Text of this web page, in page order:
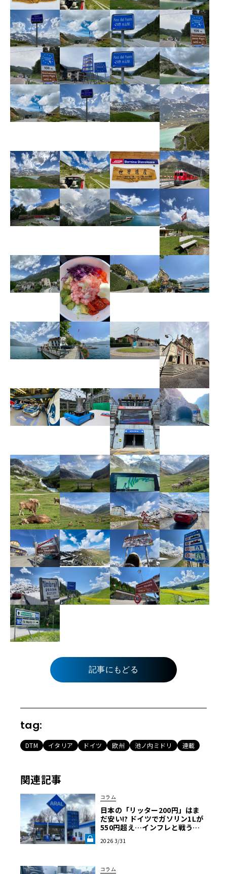
記事にもどる
tag:
DTM イタリア ドイツ 欧州 池ノ内ミドリ 連載
関連記事
コラム
日本の「リッター200円」はま
だ安い!? ドイツでガソリン1Lが
550円超え…インフレと戦うア
VOLANT LAB》
2026 3/31
コラム